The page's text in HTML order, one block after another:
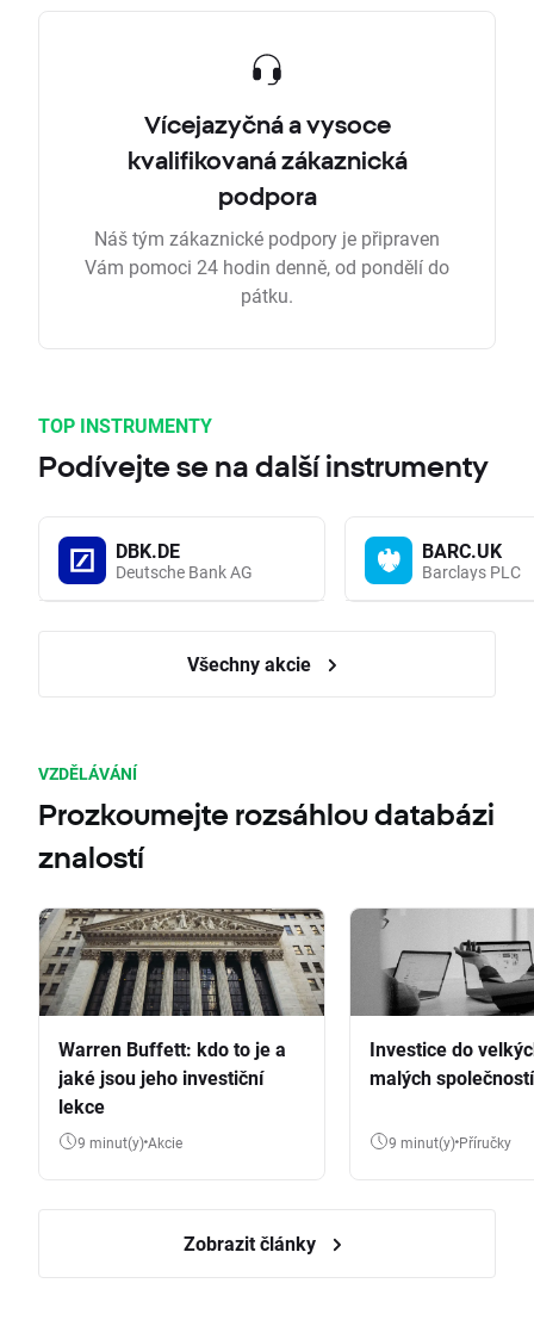
Vícejazyčná a vysoce
kvalifikovaná zákaznická
podpora
Náš tým zákaznické podpory je připraven
Vám pomoci 24 hodin denně, od pondělí do
pátku.
TOP INSTRUMENTY
Podívejte se na další instrumenty
DBK.DE
Deutsche Bank AG
BARC.UK
Barclays PLC
Všechny akcie
VZDĚLÁVÁNÍ
Prozkoumejte rozsáhlou databázi
znalostí
Warren Buffett: kdo to je a
jaké jsou jeho investiční
lekce
9 minut(y) Akcie
Investice do
malých společností
9 minut(y) Příručky
Zobrazit články